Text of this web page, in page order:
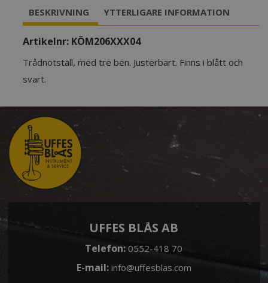
BESKRIVNING YTTERLIGARE INFORMATION
Artikelnr: KÖM206XXX04
Trådnotställ, med tre ben. Justerbart. Finns i blått och
svart.
UFFES BLÅS AB
Telefon:0552-418 70
E-mail: info@uffesblas.com